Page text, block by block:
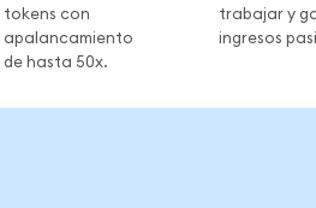
tokens con
apalancamiento
de hasta 50x.
trabajar y
ingresos